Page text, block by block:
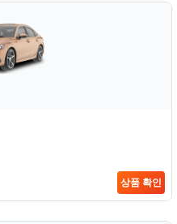
상품 확인